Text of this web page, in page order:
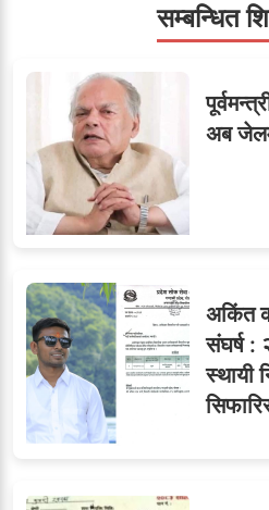
६सहसचिवमा प्रथम भएका
विजयकुमार शर्माको
टिप्स
७
८ जुनियरलाई दोहोरो
मन्त्रालयभित्र असन्तुष्टि
सम्बन्धित
अब
अकिंत
संघर्ष :
स्थायी